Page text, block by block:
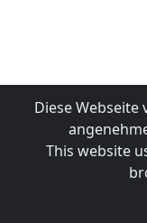
Diese Webseite
This website